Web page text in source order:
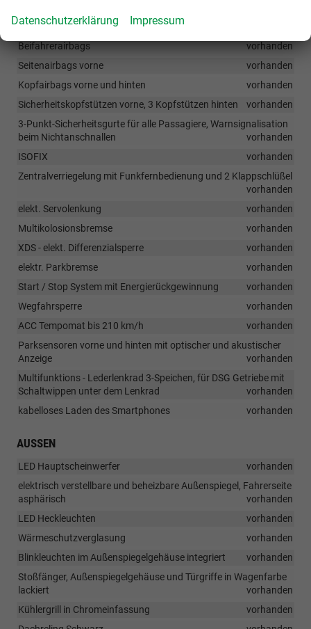
Beifahrerairbags
vorhanden
Seitenairbags vorne
vorhanden
Kopfairbags vorne und hinten
vorhanden
Sicherheitskopfstützen vorne, 3 Kopfstützen hinten
vorhanden
3-Punkt-Sicherheitsgurte für alle Passagiere, Warnsignalisation
beim Nichtanschnallen
vorhanden
ISOFIX
vorhanden
Zentralverriegelung mit Funkfernbedienung und 2 Klappschlüßel
vorhanden
elekt. Servolenkung
vorhanden
Multikolosionsbremse
vorhanden
XDS - elekt. Differenzialsperre
vorhanden
elektr. Parkbremse
vorhanden
Start / Stop System mit Energierückgewinnung
vorhanden
Wegfahrsperre
vorhanden
ACC Tempomat bis 210 km/h
vorhanden
Parksensoren vorne und hinten mit optischer und akustischer
Anzeige
vorhanden
Multifunktions - Lederlenkrad 3-Speichen, für DSG Getriebe mit
Schaltwippen unter dem Lenkrad
vorhanden
kabelloses Laden des Smartphones
vorhanden
AUSSEN
LED Hauptscheinwerfer
vorhanden
elektrisch verstellbare und beheizbare Außenspiegel, Fahrerseite
asphärisch
vorhanden
LED Heckleuchten
vorhanden
Wärmeschutzverglasung
vorhanden
Blinkleuchten im Außenspiegelgehäuse integriert
vorhanden
Stoßfänger, Außenspiegelgehäuse und Türgriffe in Wagenfarbe
lackiert
vorhanden
Kühlergrill in Chromeinfassung
vorhanden
Datenschutzerklärung Impressum